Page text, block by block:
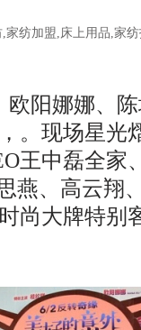
家纺加盟,床上用品,家
阳娜娜、陈
。现场星光
王中磊全家
燕、高云翔
尚大牌特别